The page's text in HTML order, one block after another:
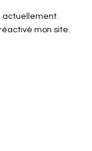
actuellement.
mon site.